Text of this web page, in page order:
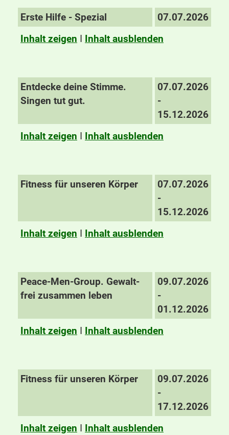
Erste Hilfe - Spezial
07.07.2026
Inhalt zeigen I Inhalt ausblenden
Entdecke deine Stimme.
Singen tut gut.
07.07.2026
-
15.12.2026
Inhalt zeigen I Inhalt ausblenden
Fitness für unseren Körper
07.07.2026
-
15.12.2026
Inhalt zeigen I Inhalt ausblenden
Peace-Men-Group. Gewalt-
frei zusammen leben
09.07.2026
-
01.12.2026
Inhalt zeigen I Inhalt ausblenden
Fitness für unseren Körper
09.07.2026
-
17.12.2026
Inhalt zeigen I Inhalt ausblenden